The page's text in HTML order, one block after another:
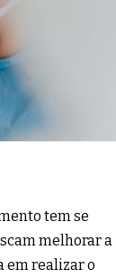
tem se
melhorar a
em realizar o